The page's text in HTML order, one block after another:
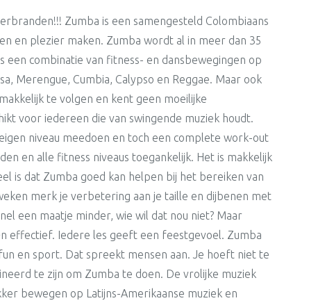
Zumba is een samengesteld Colombiaans
en plezier maken. Zumba wordt al in meer dan 35
een combinatie van fitness- en dansbewegingen op
Merengue, Cumbia, Calypso en Reggae. Maar ook
te volgen en kent geen moeilijke
voor iedereen die van swingende muziek houdt.
niveau meedoen en toch een complete work-out
en alle fitness niveaus toegankelijk. Het is makkelijk
is dat Zumba goed kan helpen bij het bereiken van
merk je verbetering aan je taille en dijbenen met
een maatje minder, wie wil dat nou niet? Maar
effectief. Iedere les geeft een feestgevoel. Zumba
en sport. Dat spreekt mensen aan. Je hoeft niet te
te zijn om Zumba te doen. De vrolijke muziek
bewegen op Latijns-Amerikaanse muziek en